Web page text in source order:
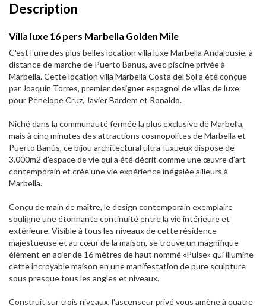
Description
Villa luxe 16 pers Marbella Golden Mile
C'est l'une des plus belles location villa luxe Marbella Andalousie, à
distance de marche de Puerto Banus, avec piscine privée à
Marbella. Cette location villa Marbella Costa del Sol a été conçue
par Joaquín Torres, premier designer espagnol de villas de luxe
pour Penelope Cruz, Javier Bardem et Ronaldo.
Niché dans la communauté fermée la plus exclusive de Marbella,
mais à cinq minutes des attractions cosmopolites de Marbella et
Puerto Banús, ce bijou architectural ultra-luxueux dispose de
3.000m2 d'espace de vie qui a été décrit comme une œuvre d'art
contemporain et crée une vie expérience inégalée ailleurs à
Marbella.
Conçu de main de maître, le design contemporain exemplaire
souligne une étonnante continuité entre la vie intérieure et
extérieure. Visible à tous les niveaux de cette résidence
majestueuse et au cœur de la maison, se trouve un magnifique
élément en acier de 16 mètres de haut nommé «Pulse» qui illumine
cette incroyable maison en une manifestation de pure sculpture
sous presque tous les angles et niveaux.
Construit sur trois niveaux, l'ascenseur privé vous amène à quatre